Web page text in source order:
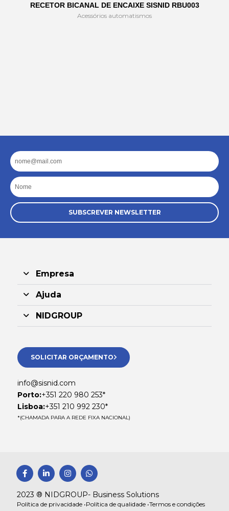
RECETOR BICANAL DE ENCAIXE SISNID RBU003
Acessórios automatismos
Email
Nome
SUBSCREVER NEWSLETTER
Empresa
Ajuda
NIDGROUP
SOLICITAR ORÇAMENTO
info@sisnid.com
Porto:+351 220 980 253*
Lisboa:+351 210 992 230*
*(CHAMADA PARA A REDE FIXA NACIONAL)
F
a
c
e
b
o
L
i
n
k
e
d
I
n
s
t
a
g
W
h
a
a
2023 ® NIDGROUP- Business Solutions
Política de privacidade •Política de qualidade •Termos e condições